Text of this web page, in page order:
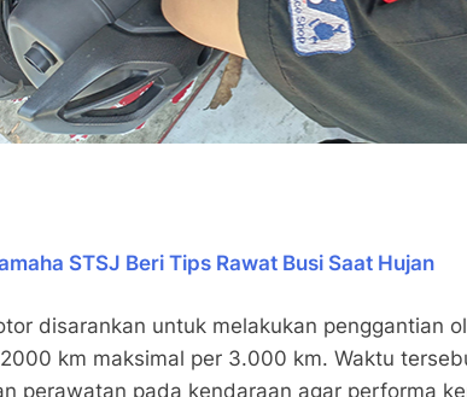
STSJ Beri Tips Rawat Busi Saat Hujan
disarankan untuk melakukan penggantian
km maksimal per 3.000 km. Waktu
perawatan pada kendaraan agar performa